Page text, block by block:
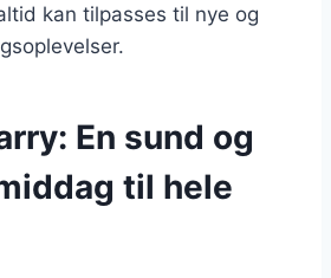
kan tilpasses til nye og
En sund og
til hele